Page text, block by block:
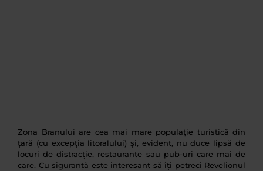
Zona Branului are cea mai mare populație turistică din
țară (cu excepția litoralului) și, evident, nu duce lipsă de
locuri de distracție, restaurante sau pub-uri care mai de
care. Cu siguranță este interesant să îți petreci Revelionul